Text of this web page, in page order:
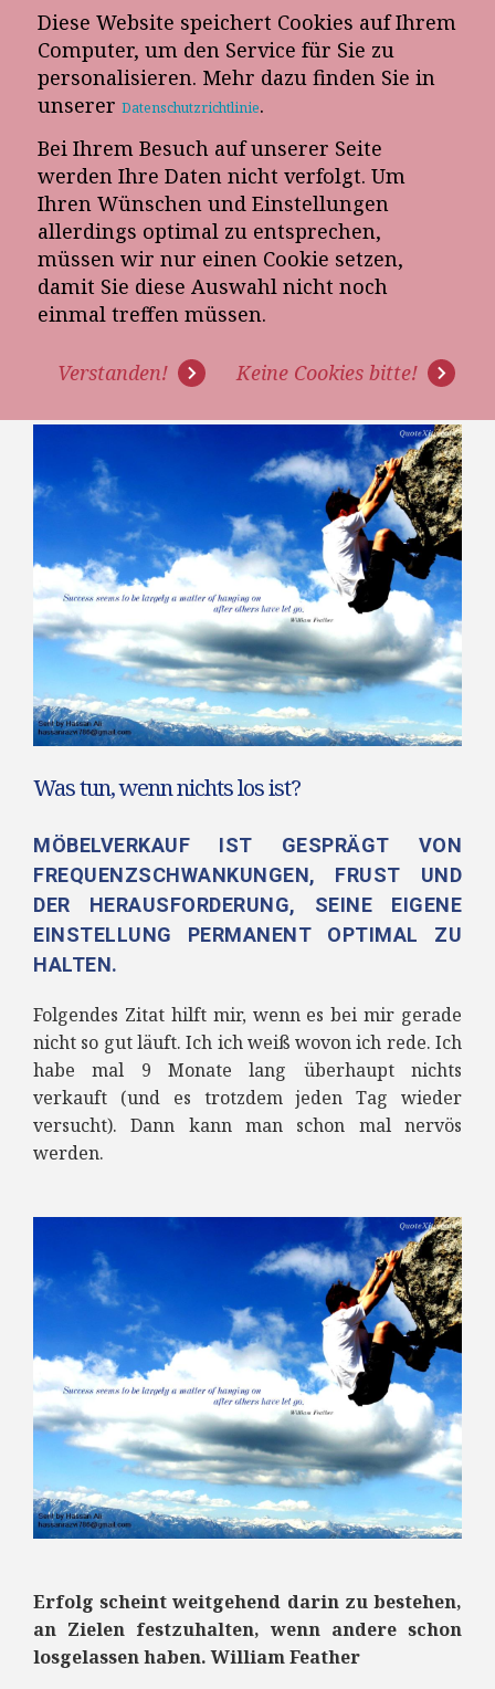
Diese Website speichert Cookies auf Ihrem
Computer, um den Service für Sie zu
personalisieren. Mehr dazu finden Sie in
unserer Datenschutzrichtlinie.
Bei Ihrem Besuch auf unserer Seite
werden Ihre Daten nicht verfolgt. Um
Ihren Wünschen und Einstellungen
allerdings optimal zu entsprechen,
müssen wir nur einen Cookie setzen,
damit Sie diese Auswahl nicht noch
einmal treffen müssen.
Verstanden! Keine Cookies bitte!
E-Mail-Newsletter
Telefon-Termin
EIN RATSCHLAG FÜR
MÖBELVERKÄUFER BEI WENIG
FREQUENZ
Was tun, wenn nichts los ist?
MÖBELVERKAUF IST GESPRÄGT VON
FREQUENZSCHWANKUNGEN, FRUST UND
DER HERAUSFORDERUNG, SEINE EIGENE
EINSTELLUNG PERMANENT OPTIMAL ZU
HALTEN.
Folgendes Zitat hilft mir, wenn es bei mir gerade
nicht so gut läuft. Ich ich weiß wovon ich rede. Ich
habe mal 9 Monate lang überhaupt nichts
verkauft (und es trotzdem jeden Tag wieder
versucht). Dann kann man schon mal nervös
werden.
Erfolg scheint weitgehend darin zu bestehen,
an Zielen festzuhalten, wenn andere schon
losgelassen haben. William Feather